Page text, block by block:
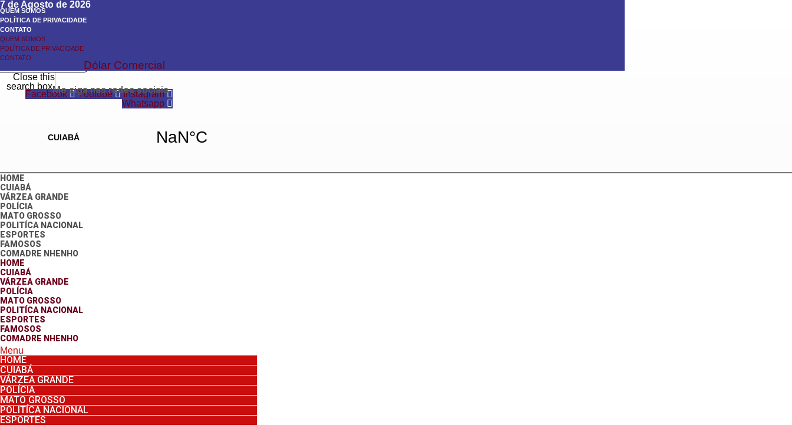
7 de Agosto de 2026
QUEM SOMOS
POLÍTICA DE PRIVACIDADE
CONTATO
QUEM SOMOS
POLÍTICA DE PRIVACIDADE
CONTATO
Dólar Comercial
Search
Search
Close this
search box.Me siga nas redes sociais
Facebook Youtube
Instagram
Whatsapp
HOME
CUIABÁ
VÁRZEA GRANDE
POLÍCIA
MATO GROSSO
POLITÍCA NACIONAL
ESPORTES
FAMOSOS
COMADRE NHENHO
HOME
CUIABÁ
VÁRZEA GRANDE
POLÍCIA
MATO GROSSO
POLITÍCA NACIONAL
ESPORTES
FAMOSOS
COMADRE NHENHO
Menu
HOME
CUIABÁ
VÁRZEA GRANDE
POLÍCIA
MATO GROSSO
POLITÍCA NACIONAL
ESPORTES